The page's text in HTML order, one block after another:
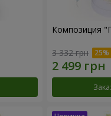
Композиция
3 332 грн